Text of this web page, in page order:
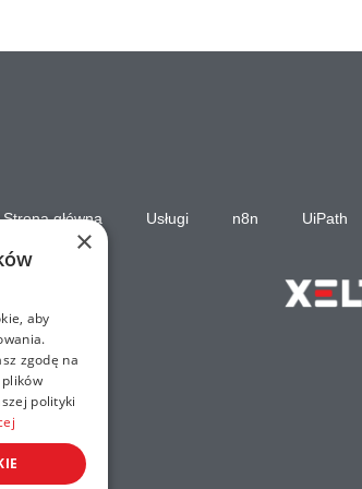
Strona główna Usługi n8n UiPath
×
aby
zgodę na
polityki